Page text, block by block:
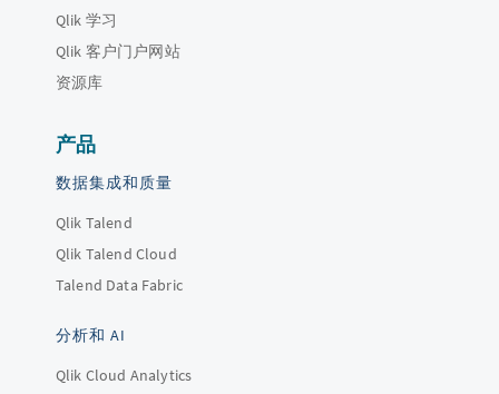
Qlik 学习
Qlik 客户门户网站
资源库
产品
数据集成和质量
Qlik Talend
Qlik Talend Cloud
Talend Data Fabric
分析和 AI
Qlik Cloud Analytics